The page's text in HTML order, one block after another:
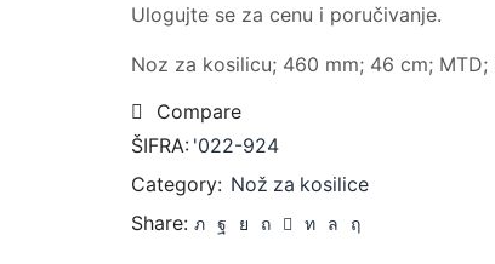
Ulogujte se za cenu i poručivanje.
Noz za kosilicu; 460 mm; 46 cm; MTD;
Compare
ŠIFRA: '022-924
Category: Nož za kosilice
Share: